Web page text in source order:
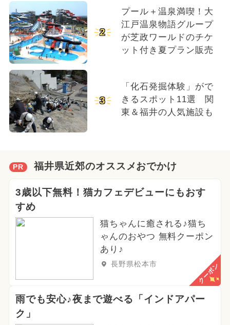
2
プール＋温泉満喫！大
江戸温泉物語グループ
が芝政ワールドのチケ
ット付き夏プラン販売
3
「化石発掘体験」がで
きるスポット11選 関
東＆福井の人気施設も
PR 福井県近郊のオススメおでかけ
3歳以下無料！猫カフェデビューにもおす
すめ
猫ちゃんに癒される♪猫ち
ゃんのおやつ 無料クーポン
あり♪
長野県松本市 クーポン
雨でも安心♪夜まで遊べる「インドアパー
ク」